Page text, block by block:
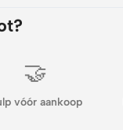
🤝
vóór aankoop